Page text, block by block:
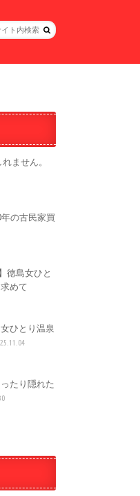
ません。
の古民家買
徳島女ひと
めて
ひとり温泉
たり隠れた